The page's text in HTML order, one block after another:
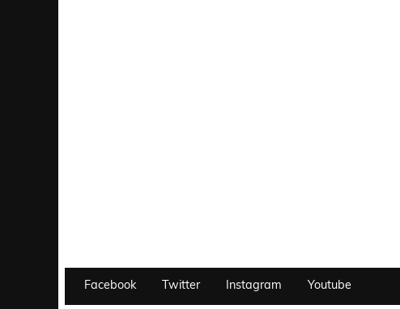
Facebook Twitter Instagram Youtube